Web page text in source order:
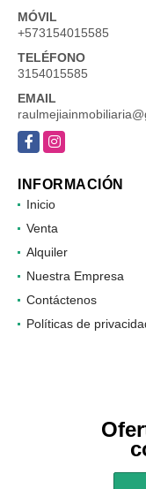
MÓVIL
+573154015585
TELÉFONO
3154015585
EMAIL
FacebookInstagram
INFORMACIÓN
Inicio
Venta
Alquiler
Nuestra Empresa
Contáctenos
Políticas de